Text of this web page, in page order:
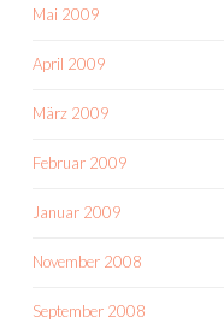
Mai 2009
April 2009
März 2009
Februar 2009
Januar 2009
November 2008
September 2008